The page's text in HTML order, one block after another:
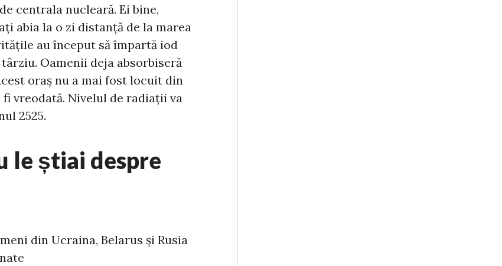
centrala nucleară. Ei bine,
abia la o zi distanță de la marea
au început să împartă iod
Oamenii deja absorbiseră
oraș nu a mai fost locuit din
vreodată. Nivelul de radiații va
2525.
le știai despre
din Ucraina, Belarus și Rusia